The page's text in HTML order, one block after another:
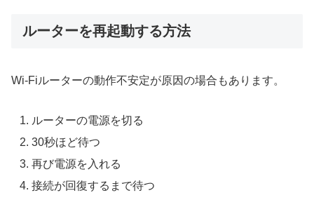
ルーターを再起動する方法
Wi-Fiルーターの動作不安定が原因の場合もあります。
ルーターの電源を切る
30秒ほど待つ
再び電源を入れる
接続が回復するまで待つ